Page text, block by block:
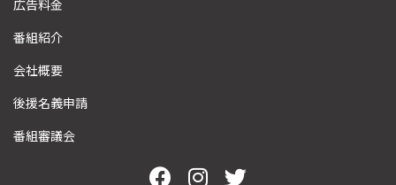
広告料金
番組紹介
会社概要
後援名義申請
番組審議会